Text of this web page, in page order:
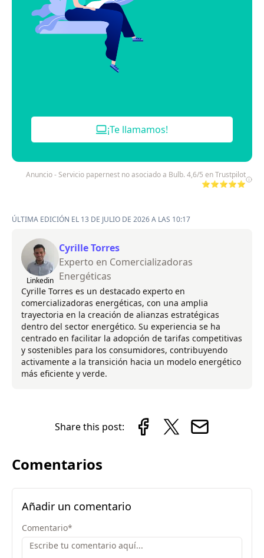
¡Te llamamos!
Anuncio - Servicio papernest no asociado a Bulb. 4,6/5 en Trustpilot
⭐⭐⭐⭐⭐
ÚLTIMA EDICIÓN EL 13 DE JULIO DE 2026 A LAS 10:17
Linkedin
Cyrille Torres
Experto en Comercializadoras
Energéticas
Cyrille Torres es un destacado experto en
comercializadoras energéticas, con una amplia
trayectoria en la creación de alianzas estratégicas
dentro del sector energético. Su experiencia se ha
centrado en facilitar la adopción de tarifas competitivas
y sostenibles para los consumidores, contribuyendo
activamente a la transición hacia un modelo energético
más eficiente y verde.
Share this post:
Comentarios
Añadir un comentario
Comentario*